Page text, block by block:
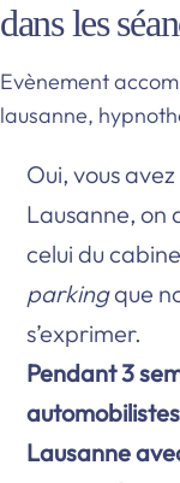
dans les
Evènement
lausanne,
Oui, vous
Lausanne, on
celui du
parkingque
s’exprimer.
Pendant 3
Lausanne